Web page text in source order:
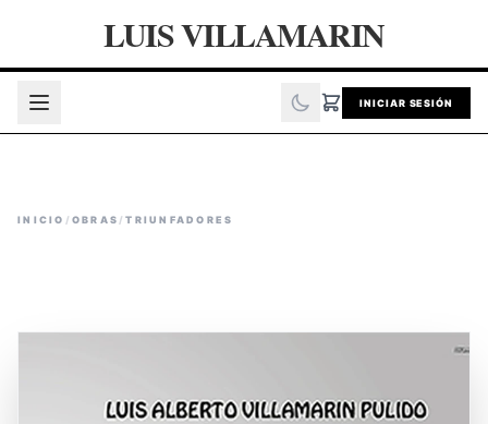
LUIS VILLAMARIN
INICIAR SESIÓN
INICIO / OBRAS /TRIUNFADORES